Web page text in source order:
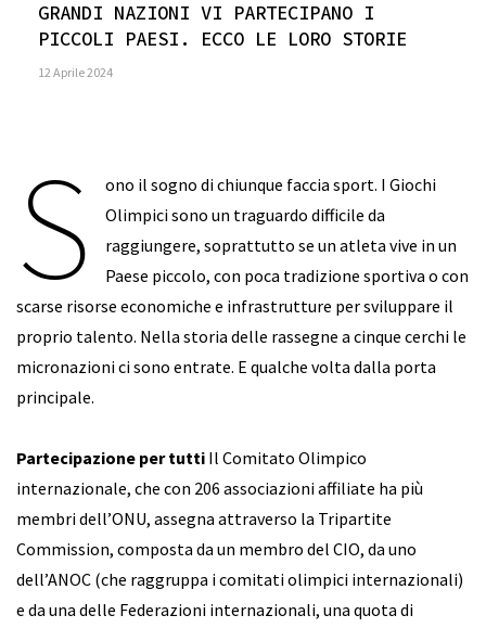
GRANDI NAZIONI VI PARTECIPANO I
PICCOLI PAESI. ECCO LE LORO STORIE
12 Aprile 2024
S
ono il sogno di chiunque faccia sport. I Giochi
Olimpici sono un traguardo difficile da
raggiungere, soprattutto se un atleta vive in un
Paese piccolo, con poca tradizione sportiva o con
scarse risorse economiche e infrastrutture per sviluppare il
proprio talento. Nella storia delle rassegne a cinque cerchi le
micronazioni ci sono entrate. E qualche volta dalla porta
principale.
Partecipazione per tutti Il Comitato Olimpico
internazionale, che con 206 associazioni affiliate ha più
membri dell’ONU, assegna attraverso la Tripartite
Commission, composta da un membro del CIO, da uno
dell’ANOC (che raggruppa i comitati olimpici internazionali)
e da una delle Federazioni internazionali, una quota di